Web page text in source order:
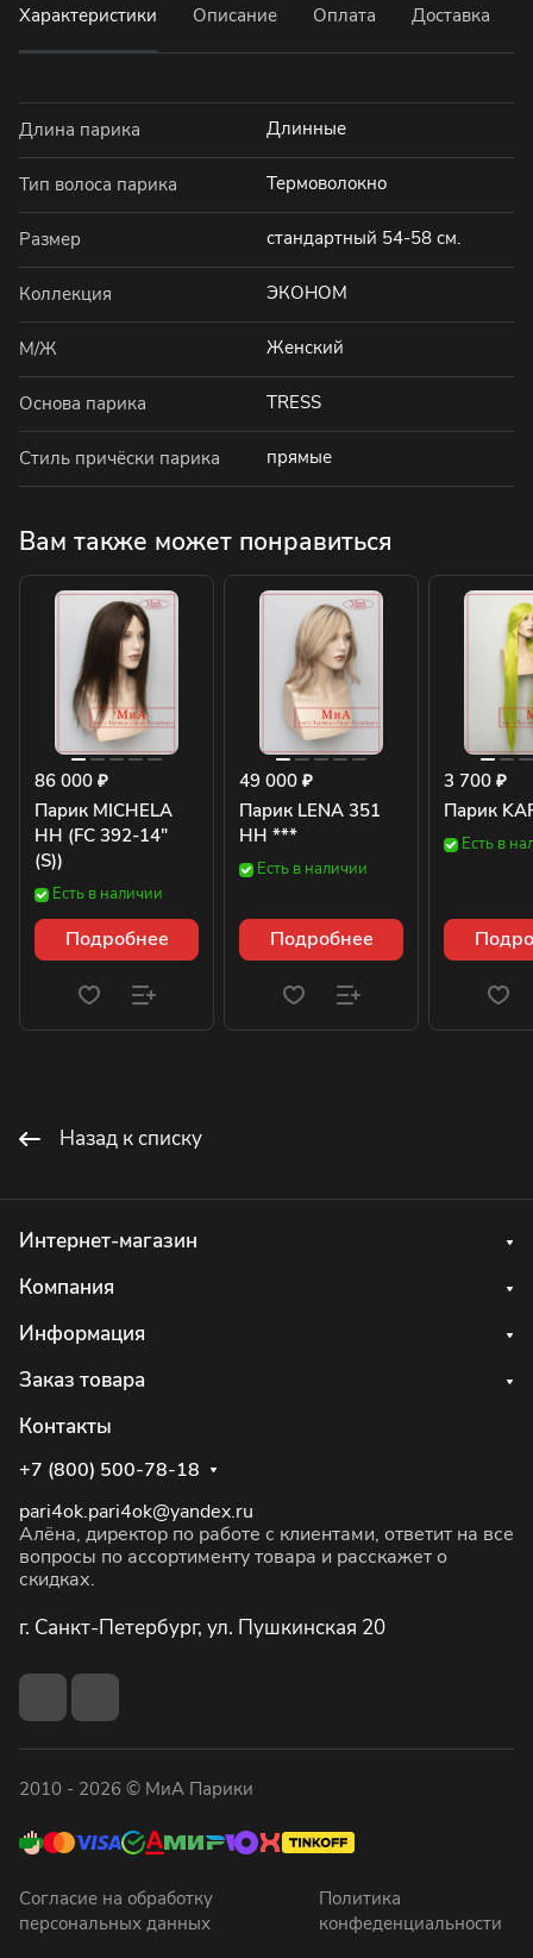
Характеристики Описание Оплата Доставка
Длина парика Длинные
Тип волоса парика Термоволокно
Размер стандартный 54-58 см.
Коллекция ЭКОНОМ
М/Ж Женский
Основа парика TRESS
Стиль причёски парика прямые
Вам также может понравиться
86 000 ₽
Парик MICHELA
HH (FC 392-14"
(S))
Есть в наличии
Подробнее
49 000 ₽
Парик LENA 351
HH ***
Есть в наличии
Подробнее
3 700 ₽
Парик
Есть в
Назад к списку
Интернет-магазин
Компания
Информация
Заказ товара
Контакты
+7 (800) 500-78-18
pari4ok.pari4ok@yandex.ru
Алёна, директор по работе с клиентами, ответит на все
вопросы по ассортименту товара и расскажет о
скидках.
г. Санкт-Петербург, ул. Пушкинская 20
2010 - 2026 © МиА Парики
Согласие на обработку
персональных данных
Политика
конфеденциальности